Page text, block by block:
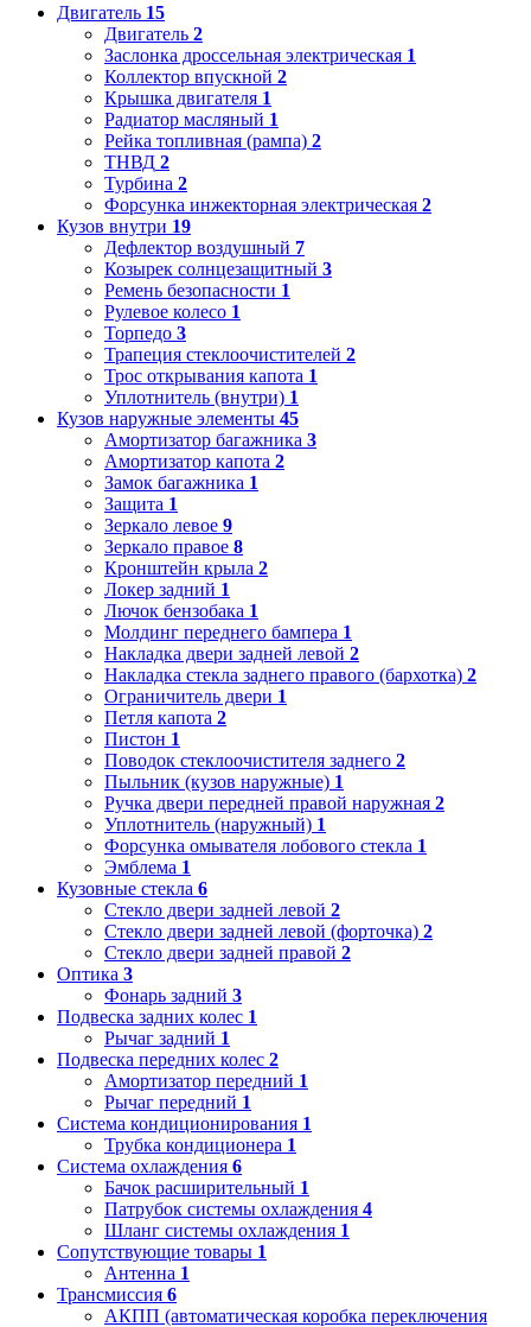
Двигатель 15
Двигатель 2
Заслонка дроссельная электрическая 1
Коллектор впускной 2
Крышка двигателя 1
Радиатор масляный 1
Рейка топливная (рампа) 2
ТНВД 2
Турбина 2
Форсунка инжекторная электрическая 2
Кузов внутри 19
Дефлектор воздушный 7
Козырек солнцезащитный 3
Ремень безопасности 1
Рулевое колесо 1
Торпедо 3
Трапеция стеклоочистителей 2
Трос открывания капота 1
Уплотнитель (внутри) 1
Кузов наружные элементы 45
Амортизатор багажника 3
Амортизатор капота 2
Замок багажника 1
Защита 1
Зеркало левое 9
Зеркало правое 8
Кронштейн крыла 2
Локер задний 1
Лючок бензобака 1
Молдинг переднего бампера 1
Накладка двери задней левой 2
Накладка стекла заднего правого (бархотка) 2
Ограничитель двери 1
Петля капота 2
Пистон 1
Поводок стеклоочистителя заднего 2
Пыльник (кузов наружные) 1
Ручка двери передней правой наружная 2
Уплотнитель (наружный) 1
Форсунка омывателя лобового стекла 1
Эмблема 1
Кузовные стекла 6
Стекло двери задней левой 2
Стекло двери задней левой (форточка) 2
Стекло двери задней правой 2
Оптика 3
Фонарь задний 3
Подвеска задних колес 1
Рычаг задний 1
Подвеска передних колес 2
Амортизатор передний 1
Рычаг передний 1
Система кондиционирования 1
Трубка кондиционера 1
Система охлаждения 6
Бачок расширительный 1
Патрубок системы охлаждения 4
Шланг системы охлаждения 1
Сопутствующие товары 1
Антенна 1
Трансмиссия 6
АКПП (автоматическая коробка переключения